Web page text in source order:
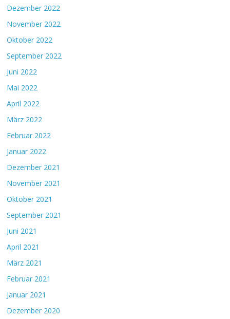
Dezember 2022
November 2022
Oktober 2022
September 2022
Juni 2022
Mai 2022
April 2022
März 2022
Februar 2022
Januar 2022
Dezember 2021
November 2021
Oktober 2021
September 2021
Juni 2021
April 2021
März 2021
Februar 2021
Januar 2021
Dezember 2020